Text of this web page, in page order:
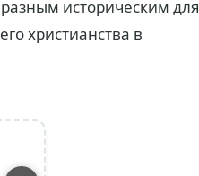
историческим для
христианства в